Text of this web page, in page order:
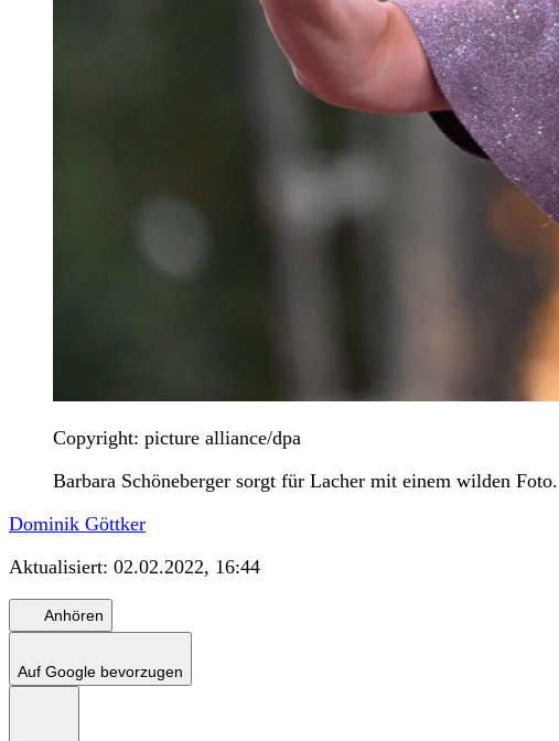
Copyright: picture alliance/dpa
Barbara Schöneberger sorgt für Lacher mit einem wilden Foto.
Dominik Göttker
Aktualisiert: 02.02.2022, 16:44
Anhören
Auf Google bevorzugen